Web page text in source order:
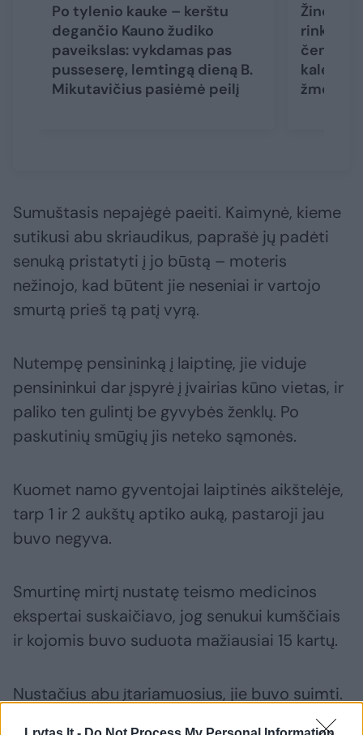
Po tylenio kauke – kerštu
degančio Kauno žudiko
paveikslas: vykdamas pas
pusseserę, lemtingą dieną B.
Mikutavičius pasiėmė peilį
Sumuštasis nepajėgė paeiti. Kaimynė, kieme
sutikusi abu skriaudikus, paprašė jų padėti
senuką pristatyti į jo būstą – moteris
nežinojo, kad būtent jie neseniai ir vartojo
smurtą prieš tą patį vyrą.
Nutempę pensininką į laiptinę, jie viduje
pensininkui dar įspyrė į įvairias kūno vietas, ir
paliko ten gulintį be gyvybės ženklų. Po
paskutinių smūgių jis neteko sąmonės.
Kuomet namo gyventojai laiptinės aikštelėje,
tarp 1 ir 2 aukštų aptiko auką, pastaroji jau
buvo negyva.
Smurtinę mirtį nustatę teismo medicinos
ekspertai suskaičiavo, jog senukui kumščiais
ir kojomis buvo suduota mažiausiai 15 kartų.
Nustačius abu įtariamuosius, jie buvo suimti.